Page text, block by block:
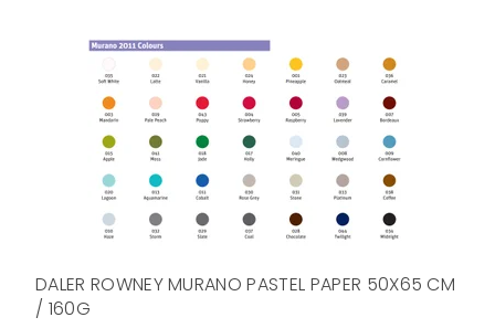
DALER ROWNEY MURANO PASTEL PAPER 50X65 CM
/ 160G